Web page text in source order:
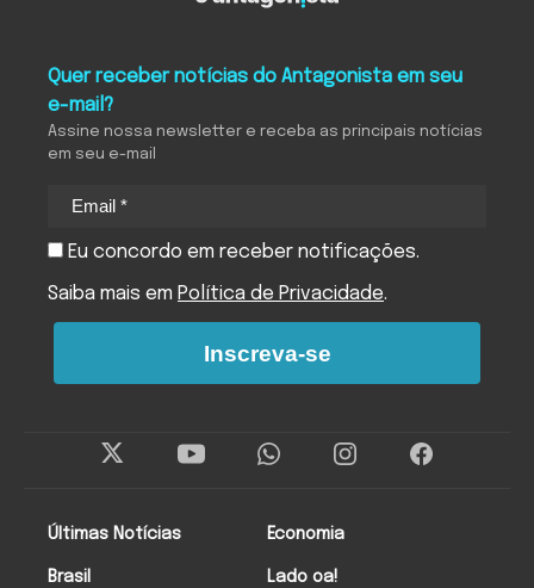
Últimas Notícias
Brasil
Economia
Lado oa!
Quer receber notícias do Antagonista em seu
e-mail?
Assine nossa newsletter e receba as principais notícias
em seu e-mail
Eu concordo em receber notificações.
Saiba mais em Política de Privacidade.
Inscreva-se